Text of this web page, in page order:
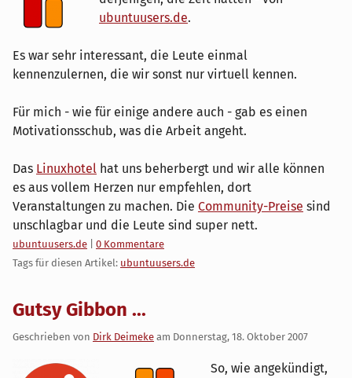
ubuntuusers.de.
Es war sehr interessant, die Leute einmal
kennenzulernen, die wir sonst nur virtuell kennen.
Für mich - wie für einige andere auch - gab es einen
Motivationsschub, was die Arbeit angeht.
Das Linuxhotel hat uns beherbergt und wir alle können
es aus vollem Herzen nur empfehlen, dort
Veranstaltungen zu machen. Die Community-Preise sind
unschlagbar und die Leute sind super nett.
Kategorien:
ubuntuusers.de
0 Kommentare
Tags für diesen Artikel: ubuntuusers.de
Gutsy Gibbon ...
Geschrieben von Dirk Deimeke am Donnerstag, 18. Oktober 2007
So, wie angekündigt,